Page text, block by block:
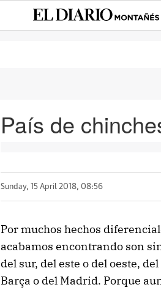
País de
Sunday, 15 April 2018, 08:56
Por muchos hechos
acabamos encontrando son
del sur, del este o del oeste,
Barça o del Madrid. Porque